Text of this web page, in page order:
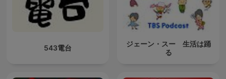
543電台
ジェーン・スー 生活は踊
る